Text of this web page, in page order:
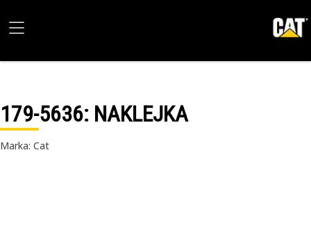
179-5636: NAKLEJKA
Marka: Cat